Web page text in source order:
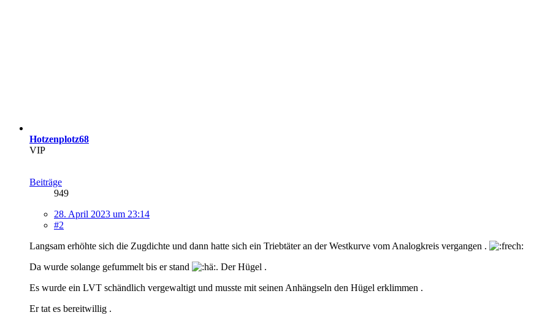
Hotzenplotz68
VIP
Beiträge
949
28. April 2023 um 23:14
#2
Langsam erhöhte sich die Zugdichte und dann hatte sich ein Triebtäter an der Westkurve vom Analogkreis vergangen .
Da wurde solange gefummelt bis er stand
. Der Hügel .
Es wurde ein LVT schändlich vergewaltigt und musste mit seinen Anhängseln den Hügel erklimmen .
Er tat es bereitwillig .